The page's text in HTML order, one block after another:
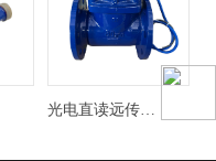
光电直读远传水表